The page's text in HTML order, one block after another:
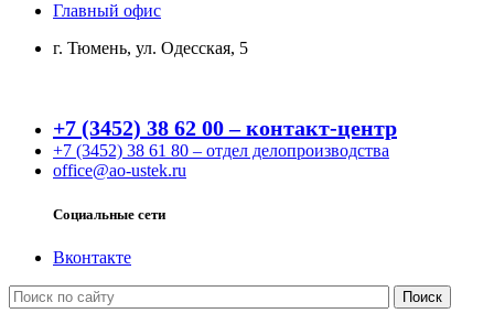
Главный офис
г. Тюмень, ул. Одесская, 5
+7 (3452) 38 62 00 – контакт-центр
+7 (3452) 38 61 80 – отдел делопроизводства
office@ao-ustek.ru
Социальные сети
Вконтакте